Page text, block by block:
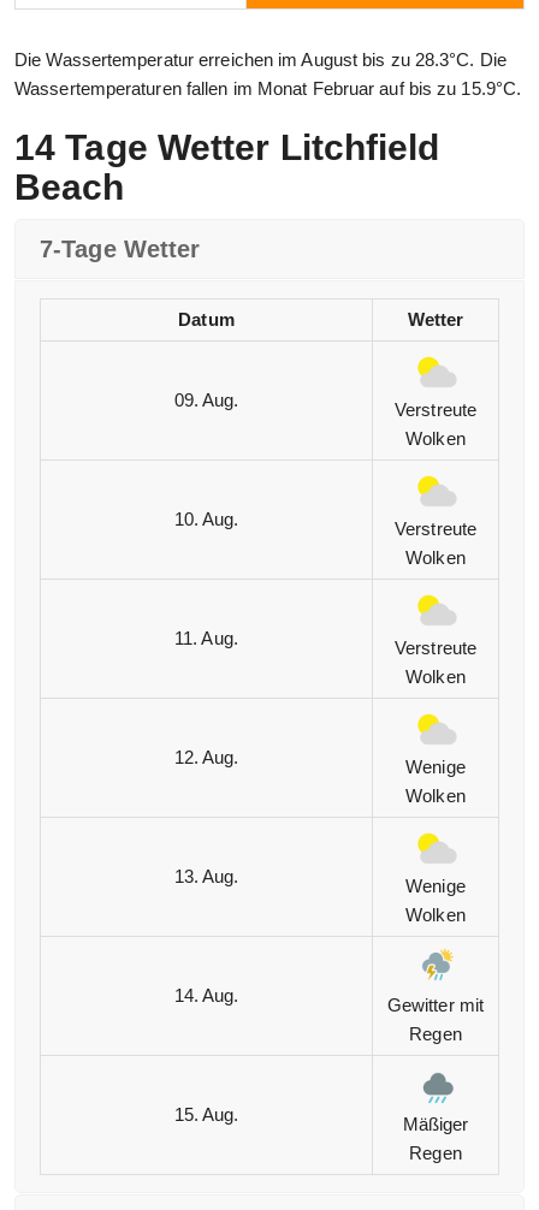
Die Wassertemperatur erreichen im August bis zu 28.3°C. Die
Wassertemperaturen fallen im Monat Februar auf bis zu 15.9°C.
14 Tage Wetter Litchfield
Beach
7-Tage Wetter
Datum Wetter
09. Aug.
Verstreute
Wolken
10. Aug.
Verstreute
Wolken
11. Aug.
Verstreute
Wolken
12. Aug.
Wenige
Wolken
13. Aug.
Wenige
Wolken
14. Aug.
Gewitter mit
Regen
15. Aug.
Mäßiger
Regen